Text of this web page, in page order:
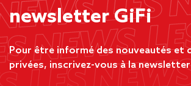
newsletter GiFi
Pour être informé des nouveautés et
privées, inscrivez-vous à la newsletter